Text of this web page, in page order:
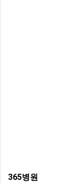
365병원